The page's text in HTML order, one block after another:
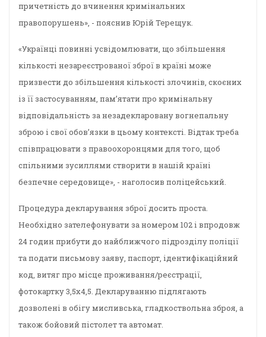
причетність до вчинення кримінальних
правопорушень», - пояснив Юрій Терещук.
«Українці повинні усвідомлювати, що збільшення
кількості незареєстрованої зброї в країні може
призвести до збільшення кількості злочинів, скоєних
із її застосуванням, пам’ятати про кримінальну
відповідальність за незадекларовану вогнепальну
зброю і свої обов’язки в цьому контексті. Відтак треба
співпрацювати з правоохоронцями для того, щоб
спільними зусиллями створити в нашій країні
безпечне середовище», - наголосив поліцейський.
Процедура декларування зброї досить проста.
Необхідно зателефонувати за номером 102 і впродовж
24 годин прибути до найближчого підрозділу поліції
та подати письмову заяву, паспорт, ідентифікаційний
код, витяг про місце проживання/реєстрації,
фотокартку 3,5х4,5. Декларуванню підлягають
дозволені в обігу мисливська, гладкоствольна зброя, а
також бойовий пістолет та автомат.